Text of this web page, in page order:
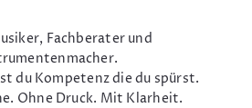
Fachberater und
du Kompetenz die du spürst.
Ohne Druck. Mit Klarheit.